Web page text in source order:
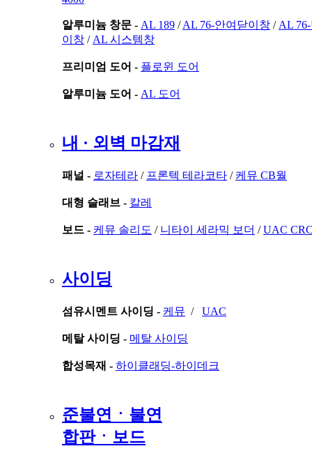
알루미늄 창문 - AL 189 /AL 76-안여닫이창 / AL
이창 / AL 시스템창
프리미엄 도어 - 플로윈 도어
알루미늄 도어 - AL 도어
내 · 외벽 마감재
패널 - 로자테라 / 프론텍 테라코타 / 케뮤 CB월
대형 슬래브 - 칼레
보드 - 케뮤 솔리도 / 니타이 세라믹 보더 /UAC
사이딩
섬유시멘트 사이딩 - 케뮤 / UAC
메탈 사이딩 - 메탈 사이딩
합성목재 - 하이클래딩-하이데크
준불연ㆍ불연
합판ㆍ보드